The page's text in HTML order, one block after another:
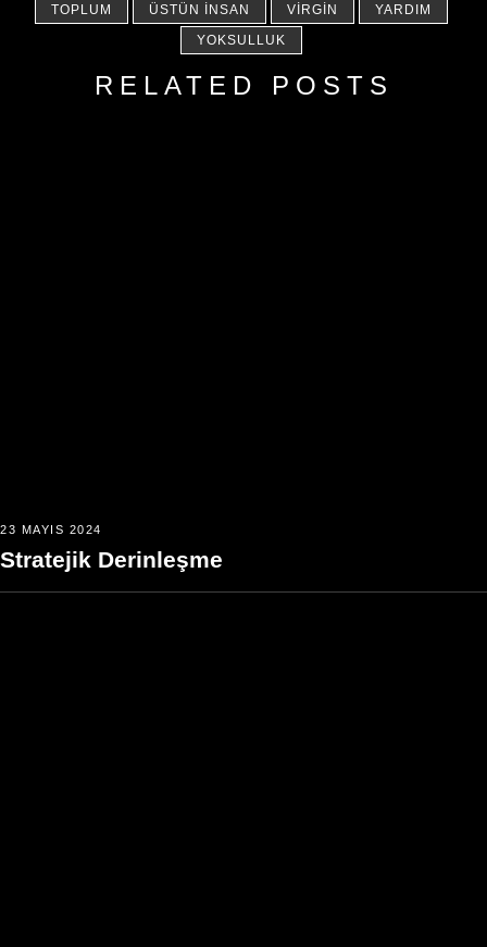
TOPLUM
ÜSTÜN İNSAN VIRGIN
YARDIM
YOKSULLUK
RELATED POSTS
23 MAYIS 2024
Stratejik Derinleşme